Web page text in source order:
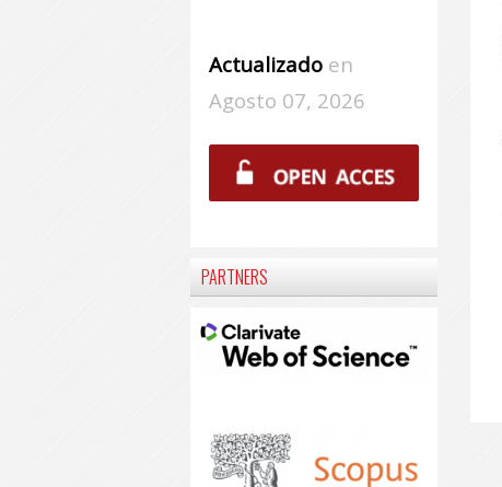
Actualizadoen
Agosto 07, 2026
PARTNERS